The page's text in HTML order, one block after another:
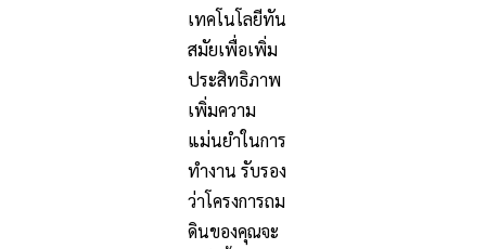
เทคโนโลยีทัน
สมัยเพื่อเพิ่ม
ประสิทธิภาพ
เพิ่มความ
แม่นยำในการ
ทำงาน รับรอง
ว่าโครงการถม
ดินของคุณจะ